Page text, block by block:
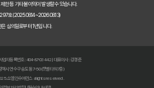
한 등 기타 불이익이 발생할 수 있습니다.
호 (2025.08.14~2026.08.13)
심의일로부터 1년입니다.
업자등록번호 : 404-87-03442 | 대표이사 : 강경준
역시 연수구 송도동 7-50 (갯벌타워 7층)
쇼엠인슈어런스 all rights reserved.